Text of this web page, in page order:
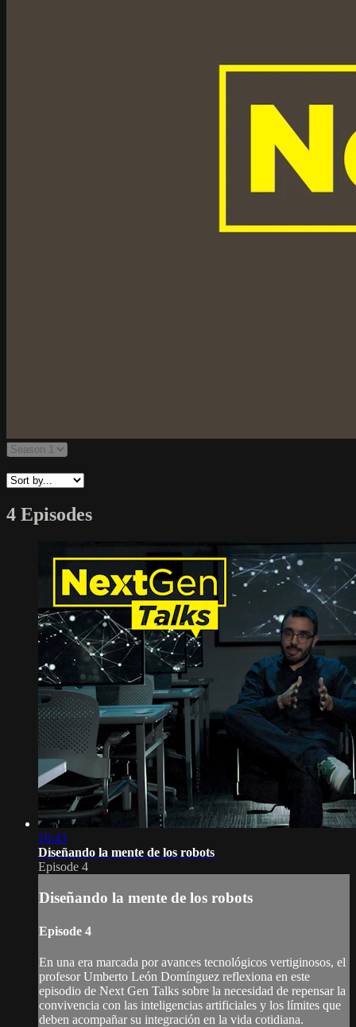
4 Episodes
10:43
Diseñando la mente de los robots
Episode 4
Diseñando la mente de los robots
Episode 4
En una era marcada por avances tecnológicos vertiginosos, el
profesor Umberto León Domínguez reflexiona en este
episodio de Next Gen Talks sobre la necesidad de repensar la
convivencia con las inteligencias artificiales y los límites que
deben acompañar su integración en la vida cotidiana.